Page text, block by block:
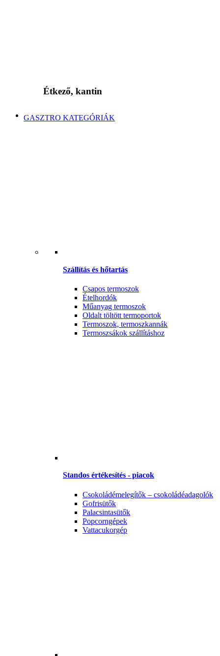
Étkező, kantin
GASZTRO KATEGÓRIÁK
Szállítás és hőtartás
Csapos termoszok
Ételhordók
Műanyag termoszok
Oldalt töltött termoportok
Termoszok, termoszkannák
Termoszsákok szállításhoz
Standos értékesítés - piacok
Csokoládémelegítők – csokoládéadagolók
Gofrisütők
Palacsintasütők
Popcorngépek
Vattacukorgép